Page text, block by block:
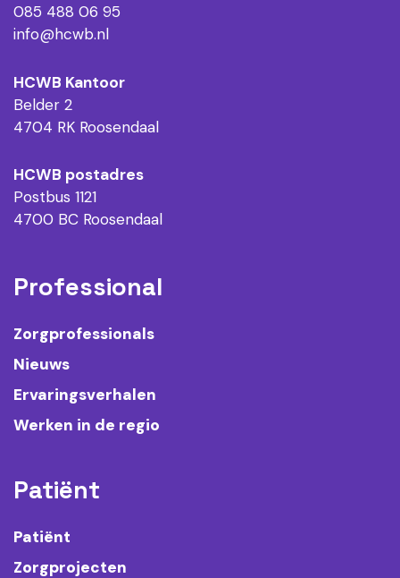
085 488 06 95
info@hcwb.nl
HCWB Kantoor
Belder 2
4704 RK Roosendaal
HCWB postadres
Postbus 1121
4700 BC Roosendaal
Professional
Zorgprofessionals
Nieuws
Ervaringsverhalen
Werken in de regio
Patiënt
Patiënt
Zorgprojecten